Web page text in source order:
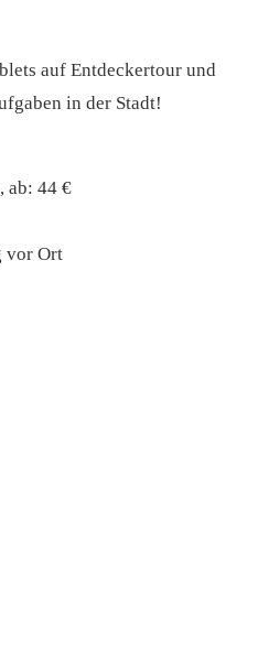
auf Entdeckertour und
in der Stadt!
ab: 44 €
vor Ort